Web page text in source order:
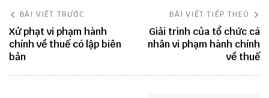
BÀI VIẾT TRƯỚC
Xử phạt vi phạm hành
chính về thuế có lập biên
bản
BÀI VIẾT TIẾP THEO
Giải trình của tổ chức cá
nhân vi phạm hành chính
về thuế